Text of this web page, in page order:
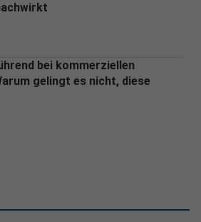
bei kommerziellen
gelingt es nicht, diese